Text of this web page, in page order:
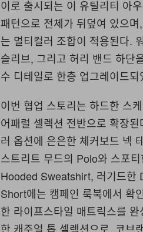
이로 출시되는 이 유틸리티 아
패턴으로 전체가 뒤덮여 있으
는 멀티컬러 조합이 적용된다.
슬리브, 그리고 허리 밴드 하단
수 디테일로 한층 업그레이드되
이번 협업 스토리는 하드한 스
어패럴 셀렉션 전반으로 확장
러 옵션에 은은한 체커보드 넥
스트리트 무드의 Polo와 스포
Hooded Sweatshirt, 러기드한
Short에는 캠페인 룩북에서 확
한 라이프스타일 매트릭스를
한 캐주얼 톱 셀렉션으로, 코브